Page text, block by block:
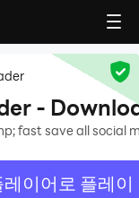
-
fast save all social
이어로 플레이